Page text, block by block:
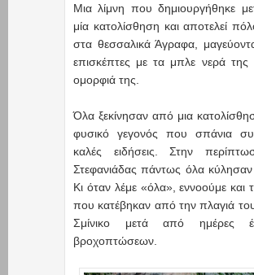
Μια λίμνη που δημιουργήθηκε
μία κατολίσθηση και αποτελεί
στα θεσσαλικά Άγραφα,
επισκέπτες με τα μπλε νερά της
ομορφιά της.
Όλα ξεκίνησαν από μια
φυσικό γεγονός που σπάνια
καλές ειδήσεις. Στην
Στεφανιάδας πάντως όλα κύλησαν
Κι όταν λέμε «όλα», εννοούμε και
που κατέβηκαν από την πλαγιά
Σμίνικο μετά από ημέρες
βροχοπτώσεων.